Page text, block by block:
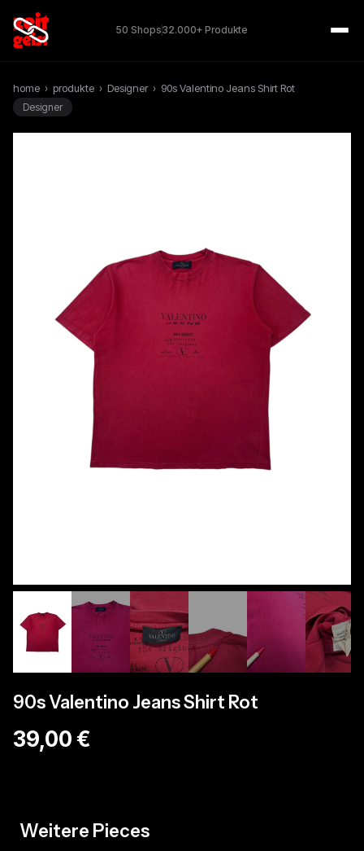
50 Shops32.000+ Produkte
home › produkte › Designer › 90s Valentino Jeans Shirt Rot
Designer
90s Valentino Jeans Shirt Rot
39,00 €
Weitere Pieces